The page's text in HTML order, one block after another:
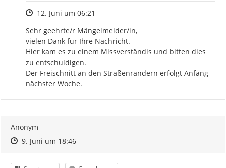
Zeitpunkt des Erstellens
12. Juni um 06:21
Sehr geehrte/r Mängelmelder/in,
vielen Dank für Ihre Nachricht.
Hier kam es zu einem Missverständis und bitten dies
zu entschuldigen.
Der Freischnitt an den Straßenrändern erfolgt Anfang
nächster Woche.
Anonym
Zeitpunkt des Erstellens
Zeitpunkt des Erstellens
9. Juni um 18:46Zur Äußerung